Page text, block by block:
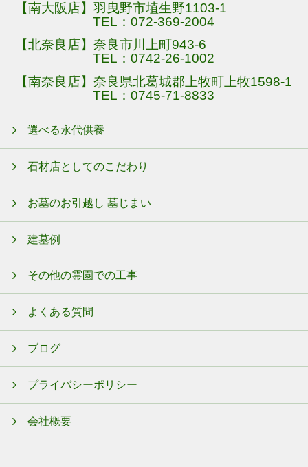
【南大阪店】羽曳野市埴生野1103-1
TEL：072-369-2004
【北奈良店】奈良市川上町943-6
TEL：0742-26-1002
【南奈良店】奈良県北葛城郡上牧町上牧1598-1
TEL：0745-71-8833
選べる永代供養
石材店としてのこだわり
お墓のお引越し 墓じまい
建墓例
その他の霊園での工事
よくある質問
ブログ
プライバシーポリシー
会社概要